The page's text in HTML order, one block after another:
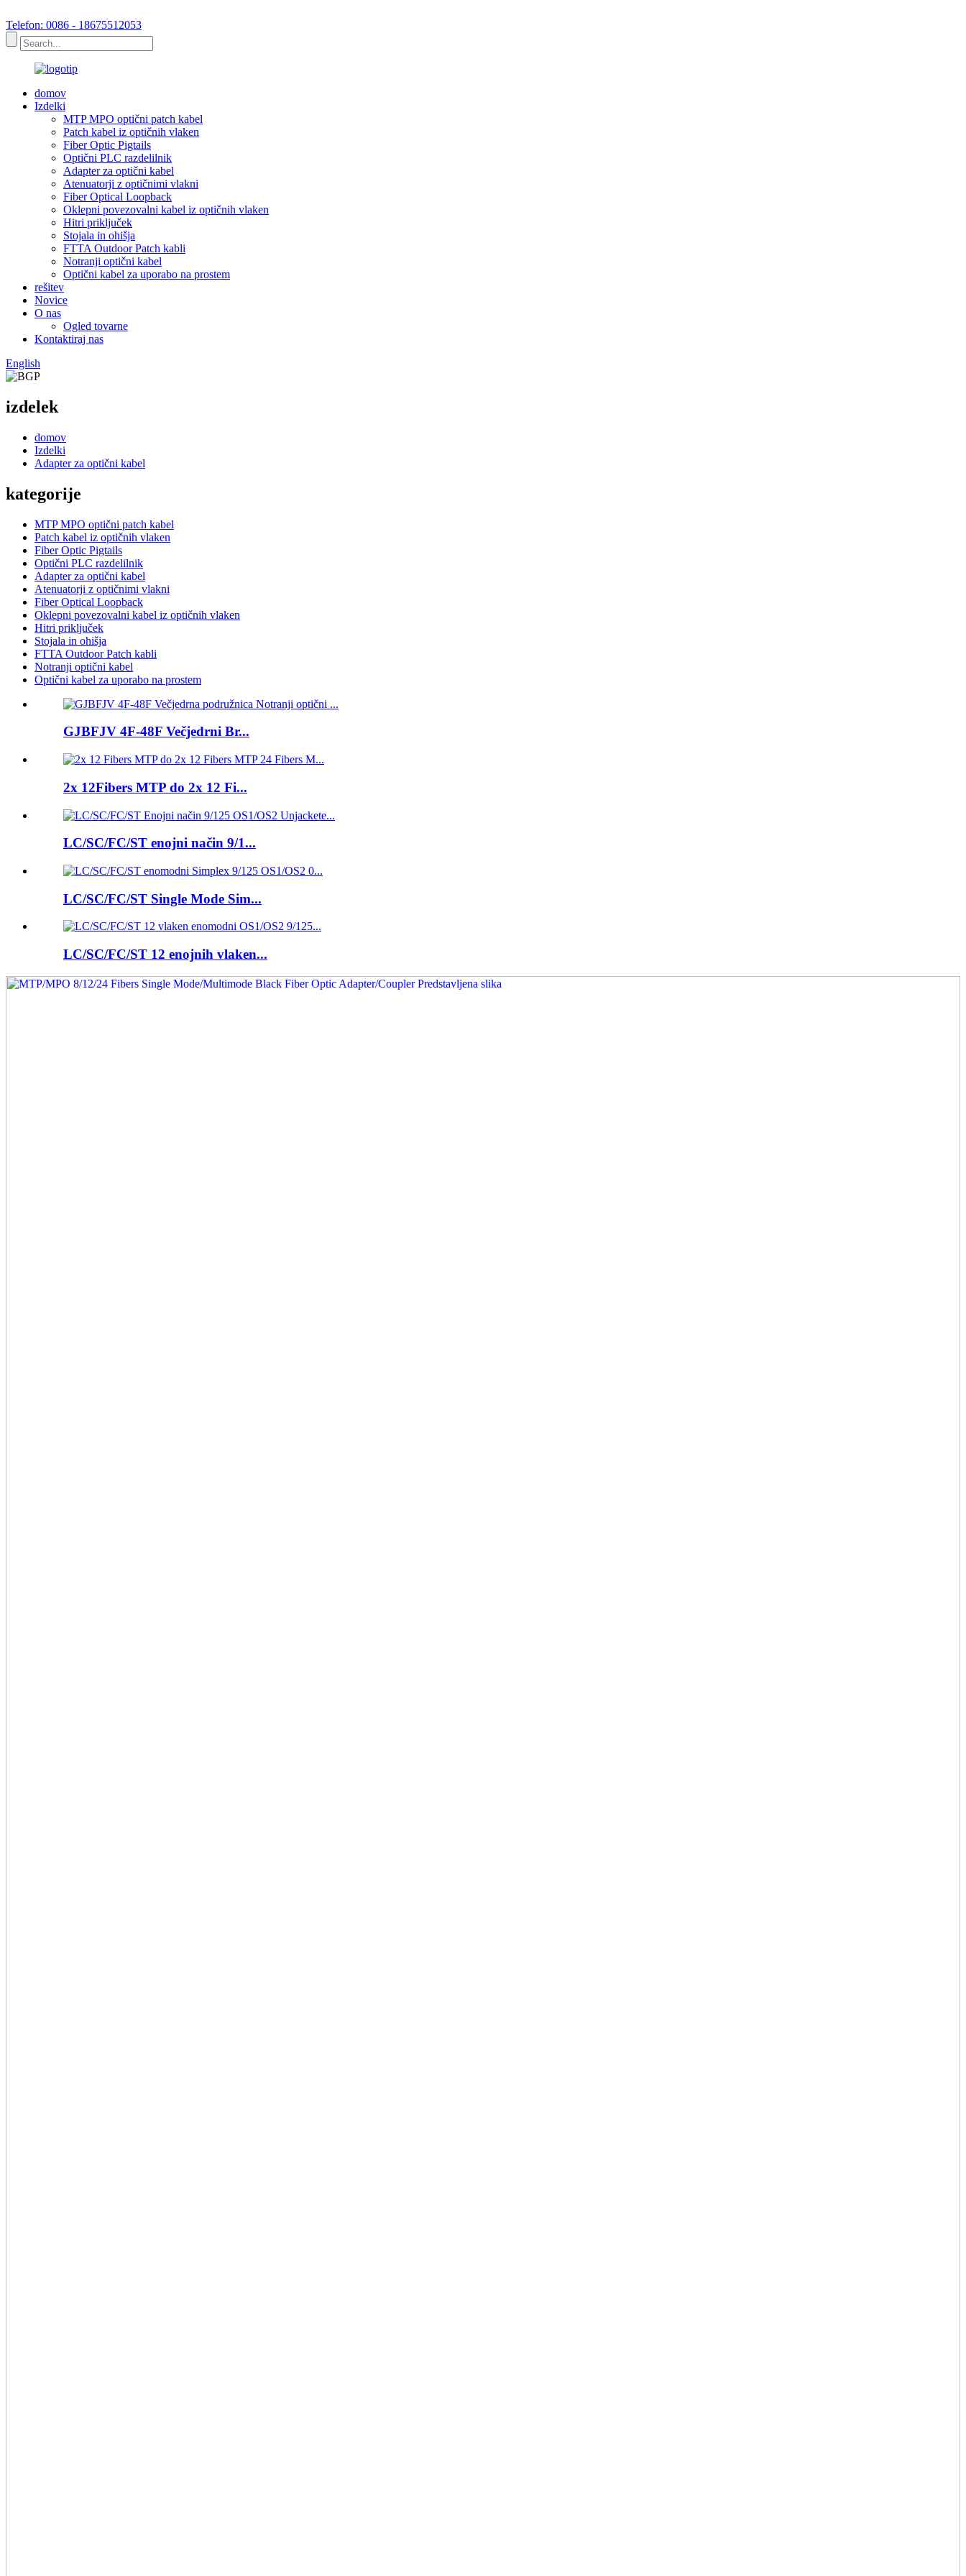
Telefon: 0086 - 18675512053
domov
Izdelki
MTP MPO optični patch kabel
Patch kabel iz optičnih vlaken
Fiber Optic Pigtails
Optični PLC razdelilnik
Adapter za optični kabel
Atenuatorji z optičnimi vlakni
Fiber Optical Loopback
Oklepni povezovalni kabel iz optičnih vlaken
Hitri priključek
Stojala in ohišja
FTTA Outdoor Patch kabli
Notranji optični kabel
Optični kabel za uporabo na prostem
rešitev
Novice
O nas
Ogled tovarne
Kontaktiraj nas
English
izdelek
domov
Izdelki
Adapter za optični kabel
kategorije
MTP MPO optični patch kabel
Patch kabel iz optičnih vlaken
Fiber Optic Pigtails
Optični PLC razdelilnik
Adapter za optični kabel
Atenuatorji z optičnimi vlakni
Fiber Optical Loopback
Oklepni povezovalni kabel iz optičnih vlaken
Hitri priključek
Stojala in ohišja
FTTA Outdoor Patch kabli
Notranji optični kabel
Optični kabel za uporabo na prostem
GJBFJV 4F-48F Večjedrni Br...
2x 12Fibers MTP do 2x 12 Fi...
LC/SC/FC/ST enojni način 9/1...
LC/SC/FC/ST Single Mode Sim...
LC/SC/FC/ST 12 enojnih vlaken...